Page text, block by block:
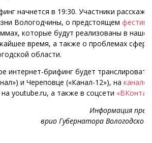
начнется в 19:30. Участники
Вологодчины, о предстоящем
которые будут реализованы в нашем
время, а также о проблемах сферы
области.
интернет-брифинг будет
и Череповце («Канал-12»), на канале
youtube.ru, а также в соцсети
Информация
врио Губернатора Вологодской